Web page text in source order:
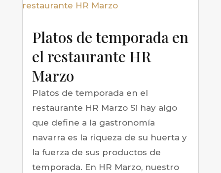
Platos de temporada en
el restaurante HR
Marzo
Platos de temporada en el
restaurante HR Marzo Si hay algo
que define a la gastronomía
navarra es la riqueza de su huerta y
la fuerza de sus productos de
temporada. En HR Marzo, nuestro